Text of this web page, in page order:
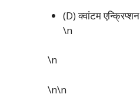
(D) क्वांटम एन्क्रिप्शन
\n
\n
\n\n